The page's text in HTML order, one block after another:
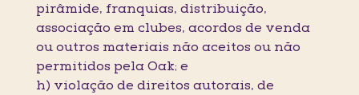
pirâmide, franquias, distribuição,
associação em clubes, acordos de venda
ou outros materiais não aceitos ou não
permitidos pela Oak; e
h) violação de direitos autorais, de